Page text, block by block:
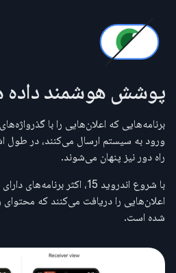
پوشش هوشمند داده
برنامه‌هایی که اعلان‌هایی را با
ورود به سیستم ارسال می‌کنند، در طول
راه دور نیز پنهان می‌شوند.
با شروع اندروید 15، اکثر
اعلان‌هایی را دریافت می‌کنند که
شده است.